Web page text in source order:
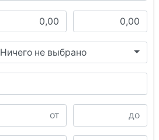
Ничего не выбрано